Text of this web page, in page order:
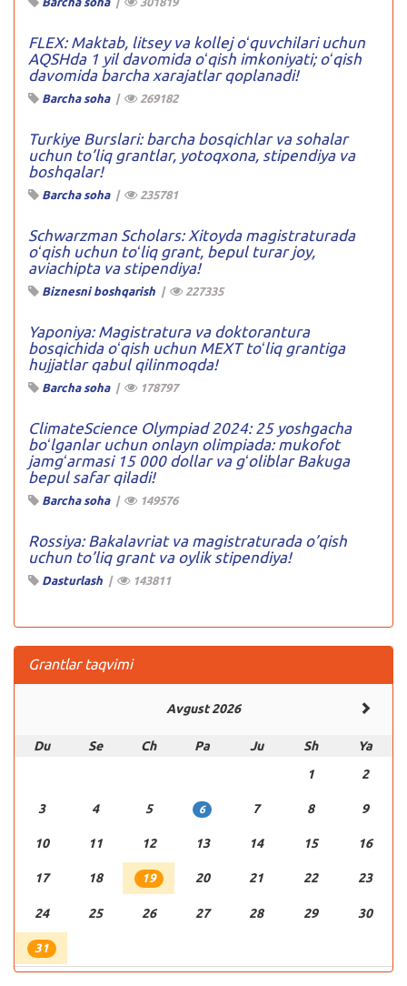
FLEX: Maktab, litsey va kollej oʻquvchilari uchun
AQSHda 1 yil davomida oʻqish imkoniyati; oʻqish
davomida barcha xarajatlar qoplanadi!
Barcha soha| 269182
Turkiye Burslari: barcha bosqichlar va sohalar
uchun to’liq grantlar, yotoqxona, stipendiya va
boshqalar!
Barcha soha| 235781
Schwarzman Scholars: Xitoyda magistraturada
oʻqish uchun toʻliq grant, bepul turar joy,
aviachipta va stipendiya!
Biznesni boshqarish | 227335
Yaponiya: Magistratura va doktorantura
bosqichida oʻqish uchun MEXT toʻliq grantiga
hujjatlar qabul qilinmoqda!
Barcha soha| 178797
ClimateScience Olympiad 2024: 25 yoshgacha
boʻlganlar uchun onlayn olimpiada: mukofot
jamgʻarmasi 15 000 dollar va gʻoliblar Bakuga
bepul safar qiladi!
Barcha soha| 149576
Rossiya: Bakalavriat va magistraturada o’qish
uchun to’liq grant va oylik stipendiya!
Dasturlash | 143811
Grantlar taqvimi
Avgust 2026
Du Se Ch Pa Ju Sh
Ya
1
2
3 4 5 6 7 8 9
10 11 12 13 14 15 16
17 18 19 20 21 22 23
24 25 26 27 28 29 30
31